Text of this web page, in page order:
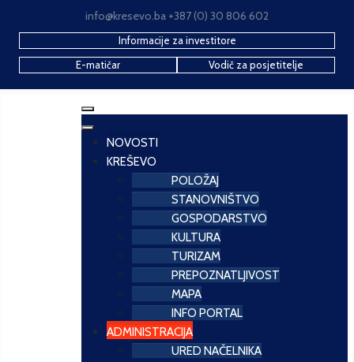
info@kresevo.ba +387 (0) 30 806 602
Informacije za investitore
E-matičar
Vodič za posjetitelje
NOVOSTI
KREŠEVO
POLOŽAJ
STANOVNIŠTVO
GOSPODARSTVO
KULTURA
TURIZAM
PREPOZNATLJIVOST
MAPA
INFO PORTAL
ADMINISTRACIJA
URED NAČELNIKA